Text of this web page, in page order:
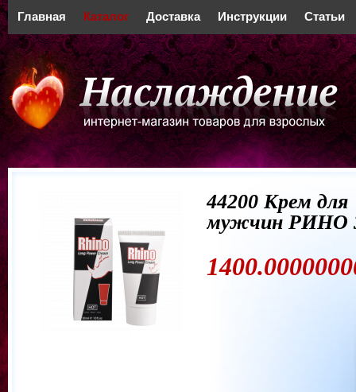
Главная Каталог Доставка Инструкции Статьи
44200 Крем для
мужчин РИНО